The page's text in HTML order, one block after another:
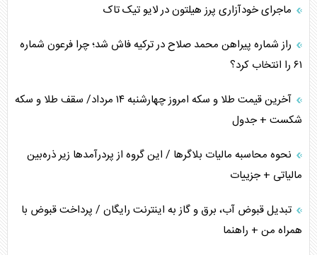
ماجرای خودآزاری پرز هیلتون در لایو تیک تاک
راز شماره پیراهن محمد صلاح در ترکیه فاش شد؛ چرا فرعون شماره
۶۱ را انتخاب کرد؟
آخرین قیمت طلا و سکه امروز چهارشنبه ۱۴ مرداد/ سقف طلا و سکه
شکست + جدول
نحوه محاسبه مالیات بلاگر‌ها / این گروه از پردرآمد‌ها زیر ذره‌بین
مالیاتی + جزییات
تبدیل قبوض آب، برق و گاز به اینترنت رایگان / پرداخت قبوض با
همراه من + راهنما